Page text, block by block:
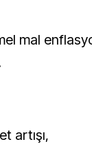
mal
artışı,